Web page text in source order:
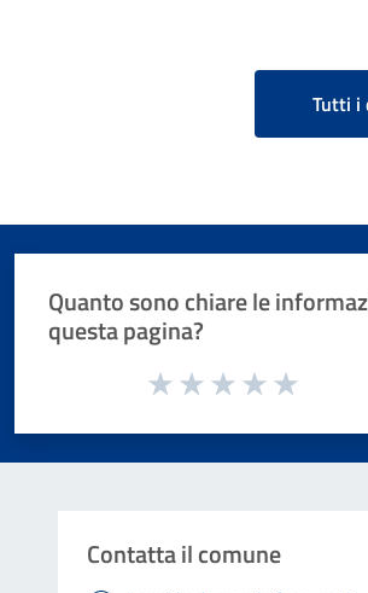
Tutti i
Quanto sono chiare le
questa pagina?
Valuta da 1 a 5 stelle la pagina
Contatta il comune